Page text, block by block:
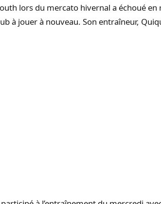
lors du mercato hivernal a échoué en
à jouer à nouveau. Son entraîneur,